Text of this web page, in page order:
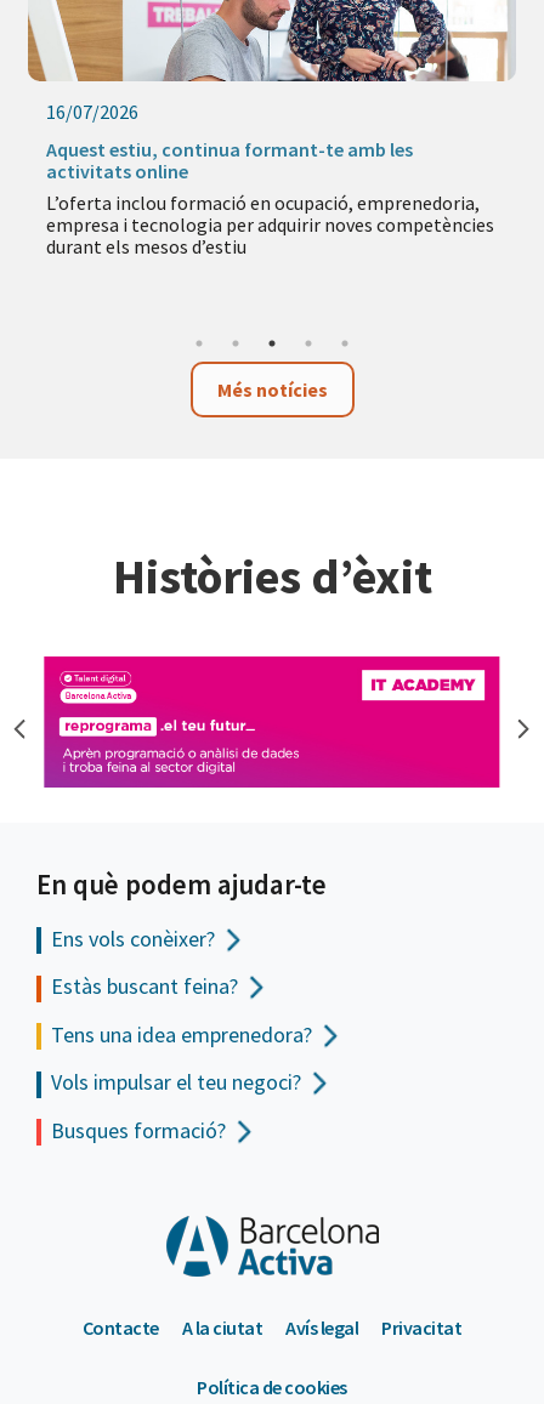
16/07/2026
Aquest estiu, continua formant-te amb les
activitats online
L’oferta inclou formació en ocupació, emprenedoria,
empresa i tecnologia per adquirir noves competències
durant els mesos d’estiu
Més notícies
Històries d’èxit
En què podem ajudar-te
Ens vols conèixer?
Estàs buscant feina?
Tens una idea emprenedora?
Vols impulsar el teu negoci?
Busques formació?
Contacte A la ciutat Avís legal Privacitat
Política de cookies